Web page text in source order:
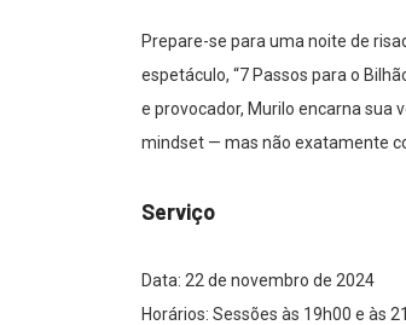
Prepare-se para uma noite de
espetáculo, “7 Passos para o
e provocador, Murilo encarna sua
mindset — mas não exatamente
Serviço
Data: 22 de novembro de 2024
Horários: Sessões às 19h00 e às